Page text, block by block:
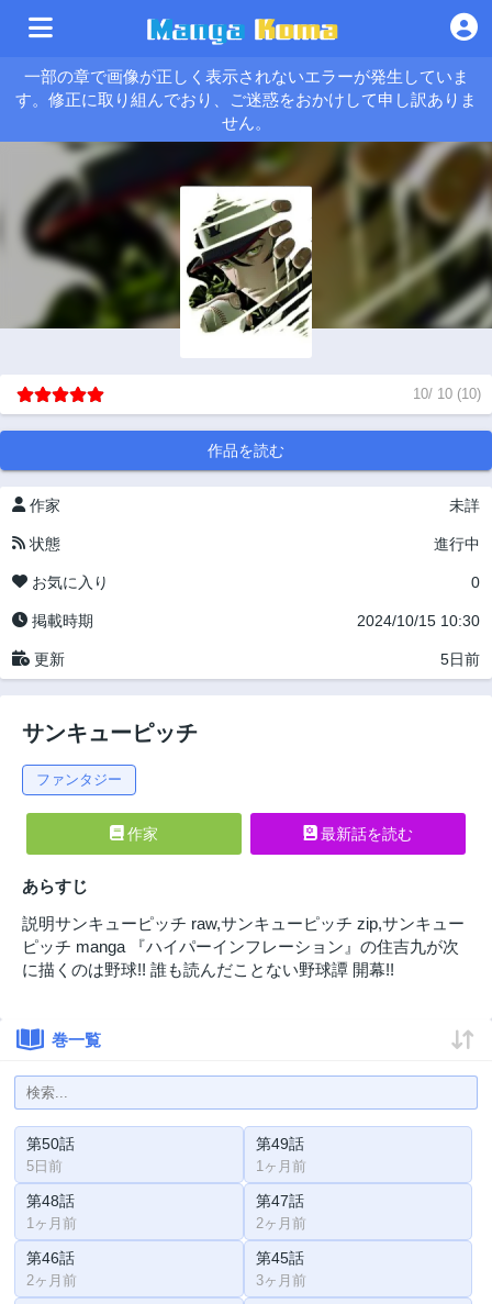
一部の章で画像が正しく表示されないエラーが発生していま
す。修正に取り組んでおり、ご迷惑をおかけして申し訳ありま
せん。
10/ 10 (10)
作品を読む
作家 未詳
状態 進行中
お気に入り 0
掲載時期 2024/10/15 10:30
更新 5日前
サンキューピッチ
ファンタジー
作家 最新話を読む
あらすじ
説明サンキューピッチ raw,サンキューピッチ zip,サンキュー
ピッチ manga 『ハイパーインフレーション』の住吉九が次
に描くのは野球!! 誰も読んだことない野球譚 開幕!!
巻一覧
第50話
5日前
第49話
1ヶ月前
第48話
1ヶ月前
第47話
2ヶ月前
第46話
2ヶ月前
第45話
3ヶ月前